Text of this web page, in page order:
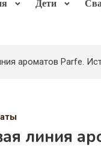
Дети
ароматов Parfe.
линия